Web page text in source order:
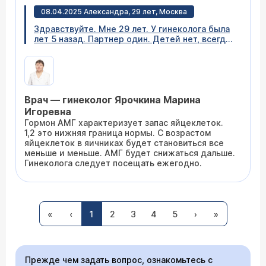
08.04.2025 Александра, 29 лет, Москва
Здравствуйте. Мне 29 лет. У гинеколога была
лет 5 назад. Партнер один. Детей нет, всегда
анализ АМГ, результат 1.2 нг/мл. Подскажите
пожалуйста, стоит ли мне волноваться и
бежать к гинекологу?
Врач — гинеколог Ярочкина Марина
Игоревна
Гормон АМГ характеризует запас яйцеклеток.
1,2 это нижняя граница нормы. С возрастом
яйцеклеток в яичниках будет становиться все
меньше и меньше. АМГ будет снижаться дальше.
Гинеколога следует посещать ежегодно.
Добрый день. 1 ноября 2023 года , сделали
лапароскопию , была киста 13 см удалили
вместе с яичником , по результатам
женские органы удалять , боюсь
« ‹ 1 2 3 4 5 › »
Прежде чем задать вопрос, ознакомьтесь с